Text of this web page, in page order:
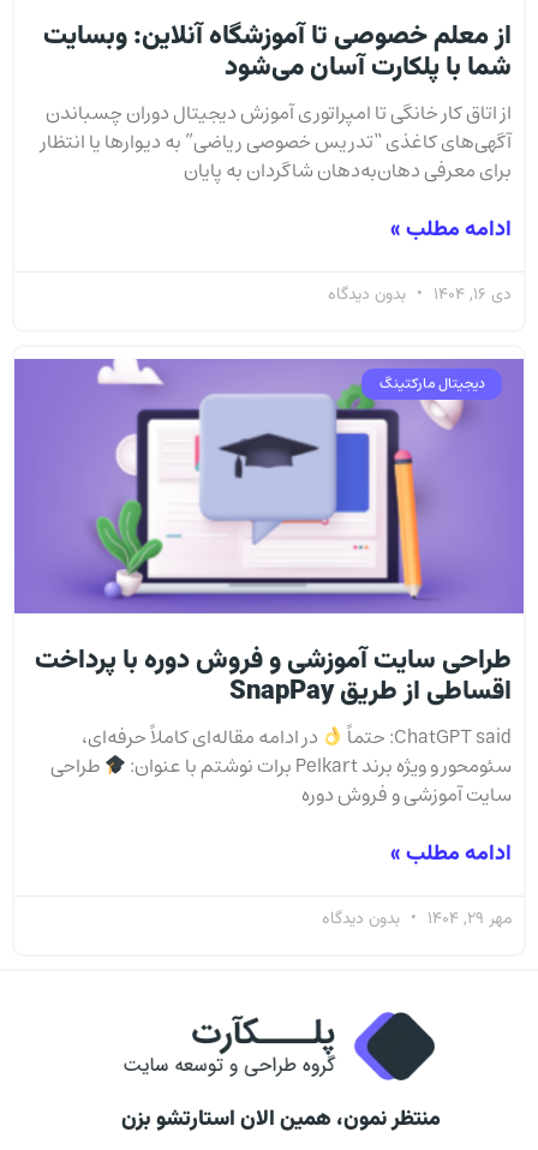
از معلم خصوصی تا آموزشگاه آنلاین: وبسایت
شما با پلکارت آسان می‌شود
از اتاق کار خانگی تا امپراتوری آموزش دیجیتال دوران چسباندن
آگهی‌های کاغذی “تدریس خصوصی ریاضی” به دیوارها یا انتظار
برای معرفی دهان‌به‌دهان شاگردان به پایان
ادامه مطلب »
دی 16, 1404 بدون دیدگاه
دیجیتال مارکتینگ
طراحی سایت آموزشی و فروش دوره با پرداخت
اقساطی از طریق SnapPay
ChatGPT said: حتماً
در ادامه مقاله‌ای کاملاً حرفه‌ای،
سئو‌محور و ویژه برند Pelkart برات نوشتم با عنوان:
طراحی
سایت آموزشی و فروش دوره
ادامه مطلب »
مهر 29, 1404 بدون دیدگاه
منتظر نمون، همین الان استارتشو بزن